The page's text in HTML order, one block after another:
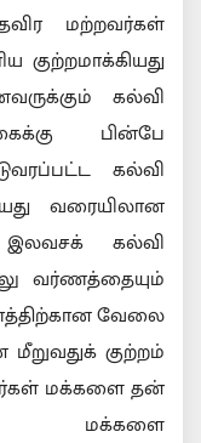
மற்றவர்கள்
கல்வி
பின்பே
கல்வி
வரையிலான
கல்வி
வர்ணத்தையும்
வேலை
குற்றம்
மக்களை தன்
மக்களை